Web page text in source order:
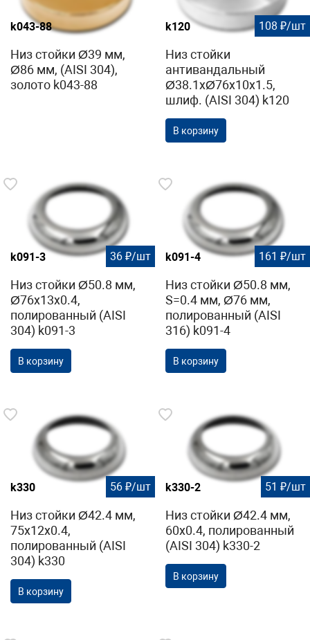
k043-88
Низ стойки Ø39 мм,
Ø86 мм, (AISI 304),
золото k043-88
k120 108 ₽/шт
Низ стойки
антивандальный
Ø38.1хØ76х10х1.5,
шлиф. (AISI 304) k120
В корзину
k091-3 36 ₽/шт
Низ стойки Ø50.8 мм,
Ø76х13х0.4,
полированный (AISI
304) k091-3
В корзину
k091-4 161 ₽/шт
Низ стойки Ø50.8 мм,
S=0.4 мм, Ø76 мм,
полированный (AISI
316) k091-4
В корзину
k330 56 ₽/шт
Низ стойки Ø42.4 мм,
75х12х0.4,
полированный (AISI
304) k330
В корзину
k330-2 51 ₽/шт
Низ стойки Ø42.4 мм,
60х0.4, полированный
(AISI 304) k330-2
В корзину